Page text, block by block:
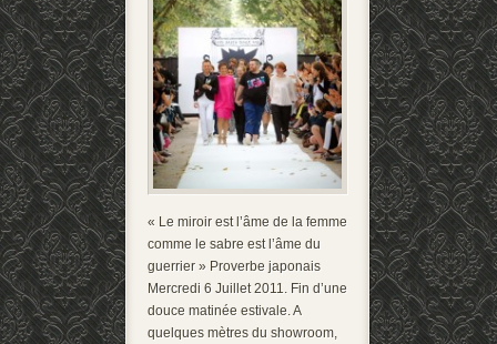
« Le miroir est l’âme de la femme
comme le sabre est l’âme du
guerrier » Proverbe japonais
Mercredi 6 Juillet 2011. Fin d’une
douce matinée estivale. A
quelques mètres du showroom,